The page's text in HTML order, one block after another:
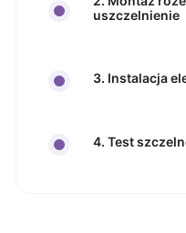
uszczelnienie
3. Instalacja
4. Test